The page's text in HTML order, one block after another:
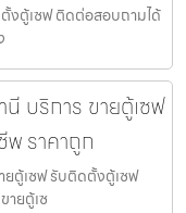
งตู้เซฟ ติดต่อสอบถามได้
บริการ ขายตู้เซฟ
ราคาถูก
ยตู้เซฟ รับติดตั้งตู้เซฟ
ายตู้เซ